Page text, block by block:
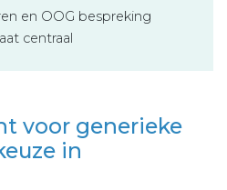
en OOG bespreking
centraal
voor generieke
in